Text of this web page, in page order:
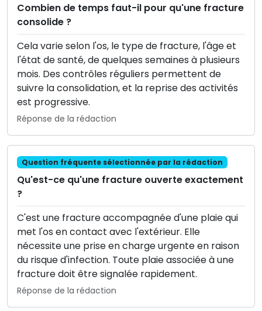
Combien de temps faut-il pour qu'une fracture
consolide ?
Cela varie selon l'os, le type de fracture, l'âge et
l'état de santé, de quelques semaines à plusieurs
mois. Des contrôles réguliers permettent de
suivre la consolidation, et la reprise des activités
est progressive.
Réponse de la rédaction
Question fréquente sélectionnée par la rédaction
Qu'est-ce qu'une fracture ouverte exactement
?
C'est une fracture accompagnée d'une plaie qui
met l'os en contact avec l'extérieur. Elle
nécessite une prise en charge urgente en raison
du risque d'infection. Toute plaie associée à une
fracture doit être signalée rapidement.
Réponse de la rédaction